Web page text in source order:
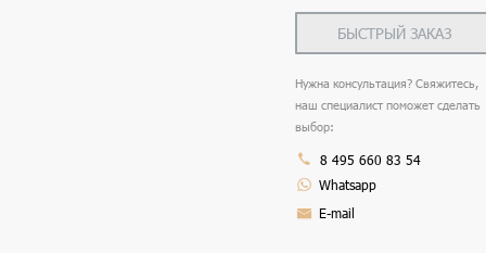
БЫСТРЫЙ ЗАКАЗ
Нужна консультация? Свяжитесь,
наш специалист поможет сделать
выбор:
8 495 660 83 54
Whatsapp
E-mail